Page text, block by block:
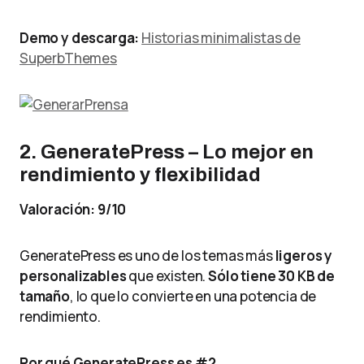
Demo y descarga: Historias minimalistas de
SuperbThemes
2. GeneratePress – Lo mejor en
rendimiento y flexibilidad
Valoración: 9/10
GeneratePress es uno de los temas másligeros y
personalizablesque existen.Sólo tiene 30 KB de
tamaño, lo que lo convierte en una potencia de
rendimiento.